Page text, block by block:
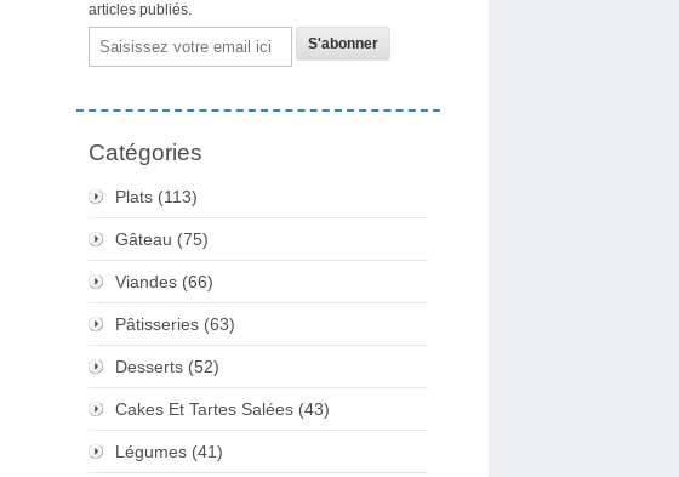
articles publiés.
Email
Catégories
Plats (113)
Gâteau (75)
Viandes (66)
Pâtisseries (63)
Desserts (52)
Cakes Et Tartes Salées (43)
Légumes (41)